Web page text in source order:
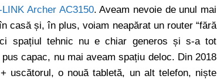
LINK Archer AC3150. Aveam nevoie de unul mai
casă și, în plus, voiam neapărat un router “fără
spațiul tehnic nu e chiar generos și s-a tot
capac, nu mai aveam spațiu deloc. Din 2018
uscătorul, o nouă tabletă, un alt telefon, niște